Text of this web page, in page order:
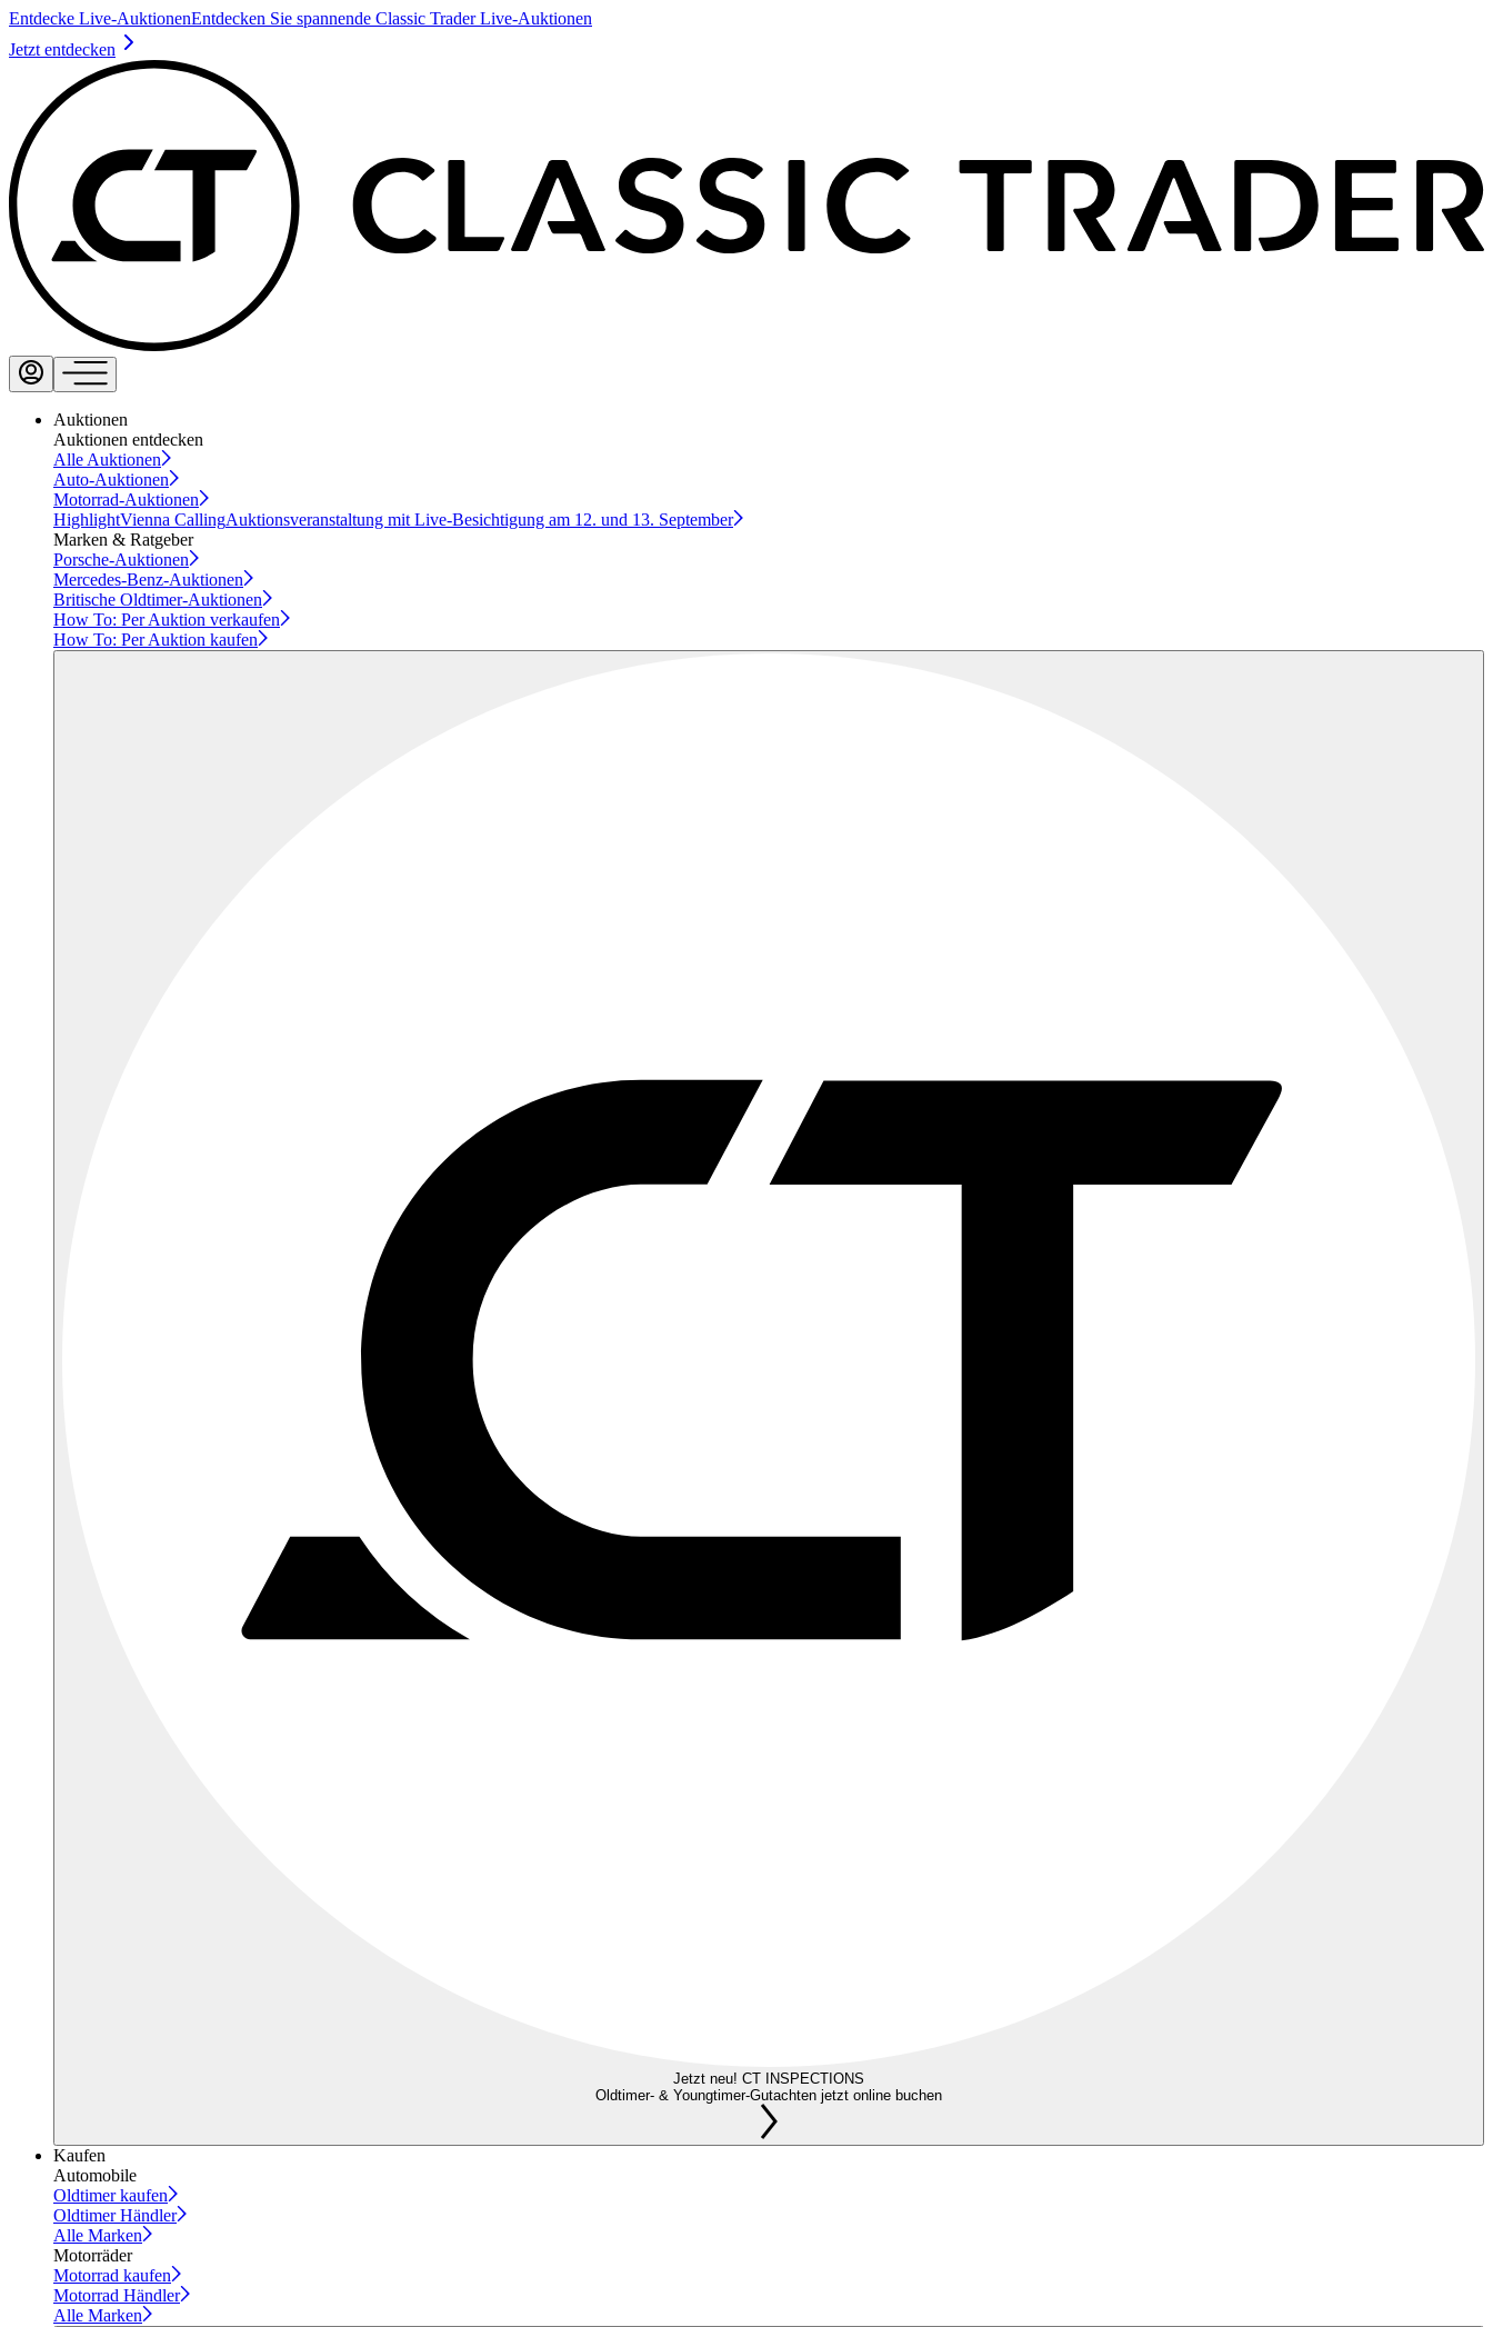
Entdecke Live-AuktionenEntdecken Sie spannende Classic Trader Live-Auktionen
Jetzt entdecken
Auktionen
Auktionen entdecken
Alle Auktionen
Auto-Auktionen
Motorrad-Auktionen
HighlightVienna CallingAuktionsveranstaltung mit Live-Besichtigung am 12. und 13. September
Marken & Ratgeber
Porsche-Auktionen
Mercedes-Benz-Auktionen
Britische Oldtimer-Auktionen
How To: Per Auktion verkaufen
How To: Per Auktion kaufen
Jetzt neu! CT INSPECTIONS
Oldtimer- & Youngtimer-Gutachten jetzt online buchen
Kaufen
Automobile
Oldtimer kaufen
Oldtimer Händler
Alle Marken
Motorräder
Motorrad kaufen
Motorrad Händler
Alle Marken